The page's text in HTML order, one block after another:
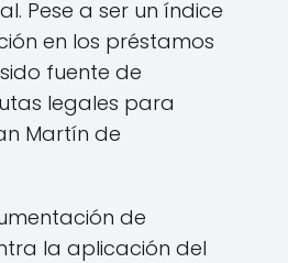
Pese a ser un índice
en los préstamos
fuente de
legales para
Martín de
de
la aplicación del